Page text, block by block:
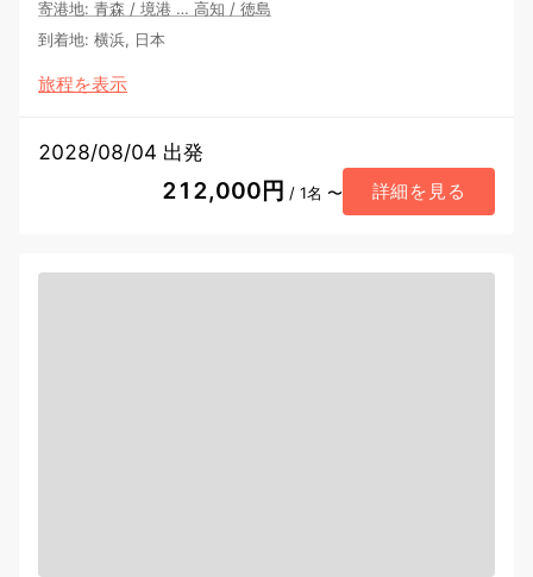
寄港地: 青森 / 境港 … 高知 / 徳島
到着地: 横浜, 日本
旅程を表示
2028/08/04 出発
212,000円 / 1名 〜 詳細を見る